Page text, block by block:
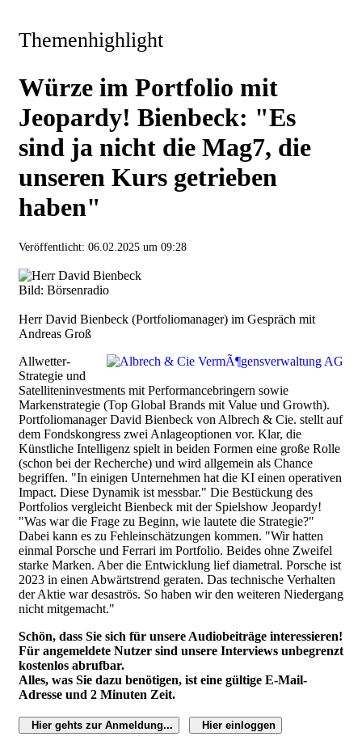
Themenhighlight
Würze im Portfolio mit
Jeopardy! Bienbeck: "Es
sind ja nicht die Mag7, die
unseren Kurs getrieben
haben"
Veröffentlicht: 06.02.2025 um 09:28
Bild: Börsenradio
Herr David Bienbeck (Portfoliomanager) im Gespräch mit
Andreas Groß
Allwetter-
Strategie und
Satelliteninvestments mit Performancebringern sowie
Markenstrategie (Top Global Brands mit Value und Growth).
Portfoliomanager David Bienbeck von Albrech & Cie. stellt auf
dem Fondskongress zwei Anlageoptionen vor. Klar, die
Künstliche Intelligenz spielt in beiden Formen eine große Rolle
(schon bei der Recherche) und wird allgemein als Chance
begriffen. "In einigen Unternehmen hat die KI einen operativen
Impact. Diese Dynamik ist messbar." Die Bestückung des
Portfolios vergleicht Bienbeck mit der Spielshow Jeopardy!
"Was war die Frage zu Beginn, wie lautete die Strategie?"
Dabei kann es zu Fehleinschätzungen kommen. "Wir hatten
einmal Porsche und Ferrari im Portfolio. Beides ohne Zweifel
starke Marken. Aber die Entwicklung lief diametral. Porsche ist
2023 in einen Abwärtstrend geraten. Das technische Verhalten
der Aktie war desaströs. So haben wir den weiteren Niedergang
nicht mitgemacht."
Schön, dass Sie sich für unsere Audiobeiträge interessieren!
Für angemeldete Nutzer sind unsere Interviews unbegrenzt
kostenlos abrufbar.
Alles, was Sie dazu benötigen, ist eine gültige E-Mail-
Adresse und 2 Minuten Zeit.
Hier gehts zur Anmeldung... Hier einloggen